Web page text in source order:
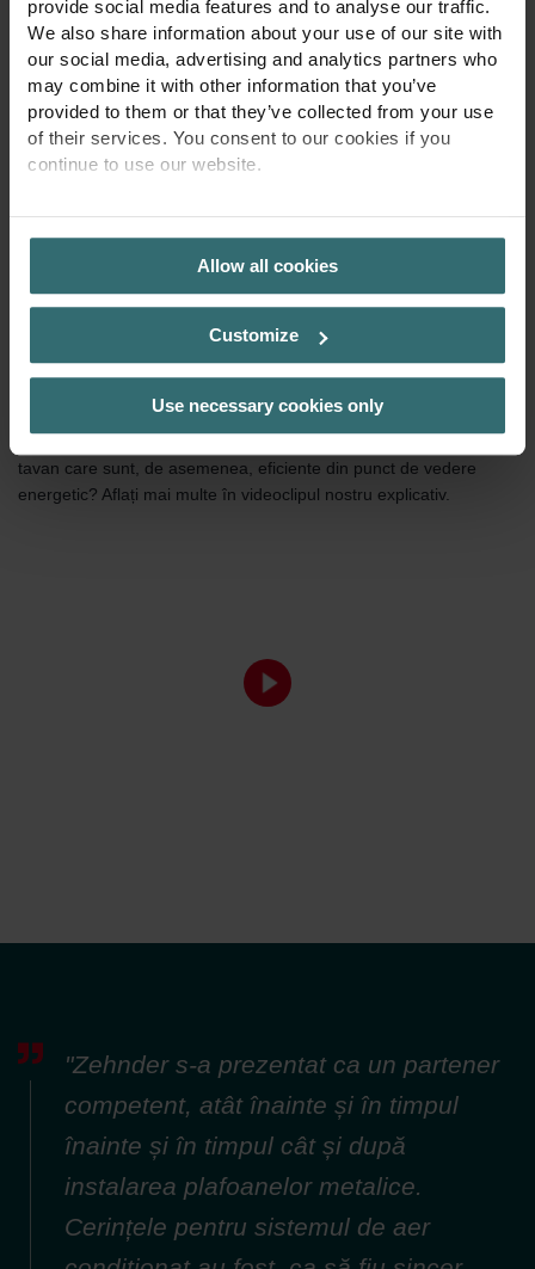
provide social media features and to analyse our traffic.
We also share information about your use of our site with
our social media, advertising and analytics partners who
may combine it with other information that you’ve
provided to them or that they’ve collected from your use
of their services. You consent to our cookies if you
continue to use our website.
PRIVACY POLICY
Allow all cookies
Customize
Use necessary cookies only
Asamblare ușoară
Fie că este vorba de o construcție nouă sau de un proiect de
modernizare - plafonul de încălzire și răcire poate fi
în orice încăpere de la 2 m la 50 m înălțime. În
plus, instalarea pe tavan păstrează vederea liberă pentru
Cum funcționează plafoanele de
încălzire și răcire
Vă întrebați cum funcționează încălzirea din tavan atunci când
tavan care sunt, de asemenea, eficiente din punct de vedere
energetic? Aflați mai multe în videoclipul nostru explicativ.
"Zehnder s-a prezentat ca un partener
competent, atât înainte și în timpul
înainte și în timpul cât și după
instalarea plafoanelor metalice.
Cerințele pentru sistemul de aer